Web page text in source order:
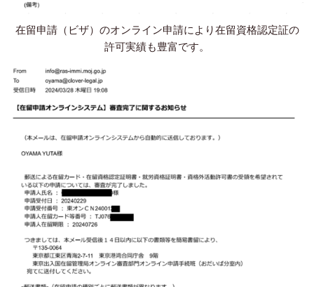
在留申請（ビザ）のオンライン申請により在留資格認定証の
許可実績も豊富です。